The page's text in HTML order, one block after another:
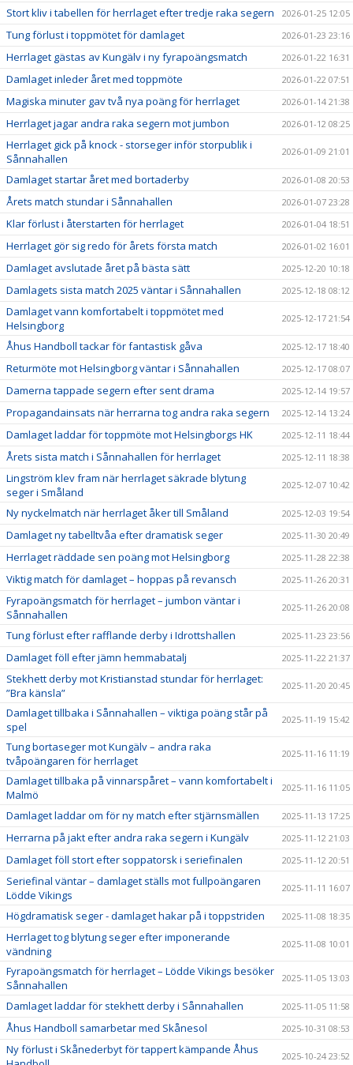
Stort kliv i tabellen för herrlaget efter tredje raka segern 2026-01-25 12:05
Tung förlust i toppmötet för damlaget 2026-01-23 23:16
Herrlaget gästas av Kungälv i ny fyrapoängsmatch 2026-01-22 16:31
Damlaget inleder året med toppmöte 2026-01-22 07:51
Magiska minuter gav två nya poäng för herrlaget 2026-01-14 21:38
Herrlaget jagar andra raka segern mot jumbon 2026-01-12 08:25
Herrlaget gick på knock - storseger inför storpublik i
Sånnahallen
2026-01-09 21:01
Damlaget startar året med bortaderby 2026-01-08 20:53
Årets match stundar i Sånnahallen 2026-01-07 23:28
Klar förlust i återstarten för herrlaget 2026-01-04 18:51
Herrlaget gör sig redo för årets första match 2026-01-02 16:01
Damlaget avslutade året på bästa sätt 2025-12-20 10:18
Damlagets sista match 2025 väntar i Sånnahallen 2025-12-18 08:12
Damlaget vann komfortabelt i toppmötet med
Helsingborg
2025-12-17 21:54
Åhus Handboll tackar för fantastisk gåva 2025-12-17 18:40
Returmöte mot Helsingborg väntar i Sånnahallen 2025-12-17 08:07
Damerna tappade segern efter sent drama 2025-12-14 19:57
Propagandainsats när herrarna tog andra raka segern 2025-12-14 13:24
Damlaget laddar för toppmöte mot Helsingborgs HK 2025-12-11 18:44
Årets sista match i Sånnahallen för herrlaget 2025-12-11 18:38
Lingström klev fram när herrlaget säkrade blytung
seger i Småland
2025-12-07 10:42
Ny nyckelmatch när herrlaget åker till Småland 2025-12-03 19:54
Damlaget ny tabelltvåa efter dramatisk seger 2025-11-30 20:49
Herrlaget räddade sen poäng mot Helsingborg 2025-11-28 22:38
Viktig match för damlaget – hoppas på revansch 2025-11-26 20:31
Fyrapoängsmatch för herrlaget – jumbon väntar i
Sånnahallen
2025-11-26 20:08
Tung förlust efter rafflande derby i Idrottshallen 2025-11-23 23:56
Damlaget föll efter jämn hemmabatalj 2025-11-22 21:37
Stekhett derby mot Kristianstad stundar för herrlaget:
”Bra känsla”
2025-11-20 20:45
Damlaget tillbaka i Sånnahallen – viktiga poäng står på
spel
2025-11-19 15:42
Tung bortaseger mot Kungälv – andra raka
tvåpoängaren för herrlaget
2025-11-16 11:19
Damlaget tillbaka på vinnarspåret – vann komfortabelt i
Malmö
2025-11-16 11:05
Damlaget laddar om för ny match efter stjärnsmällen 2025-11-13 17:25
Herrarna på jakt efter andra raka segern i Kungälv 2025-11-12 21:03
Damlaget föll stort efter soppatorsk i seriefinalen 2025-11-12 20:51
Seriefinal väntar – damlaget ställs mot fullpoängaren
Lödde Vikings
2025-11-11 16:07
Högdramatisk seger - damlaget hakar på i toppstriden 2025-11-08 18:35
Herrlaget tog blytung seger efter imponerande
vändning
2025-11-08 10:01
Fyrapoängsmatch för herrlaget – Lödde Vikings besöker
Sånnahallen
2025-11-05 13:03
Damlaget laddar för stekhett derby i Sånnahallen 2025-11-05 11:58
Åhus Handboll samarbetar med Skånesol 2025-10-31 08:53
Ny förlust i Skånederbyt för tappert kämpande Åhus
2025-10-24 23:52